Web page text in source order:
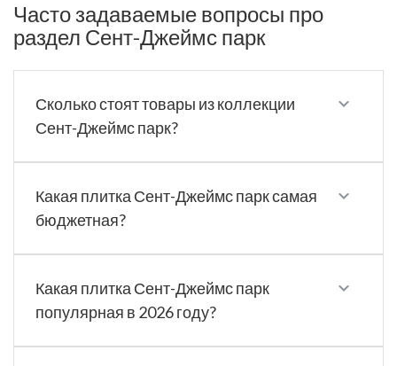
Часто задаваемые вопросы про
раздел Сент-Джеймс парк
Сколько стоят товары из коллекции
Сент-Джеймс парк?
Какая плитка Сент-Джеймс парк самая
бюджетная?
Какая плитка Сент-Джеймс парк
популярная в 2026 году?